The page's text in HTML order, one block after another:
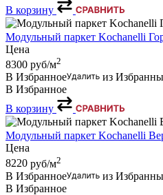
В корзину
Модульный паркет Kochanelli
Цена
8300 руб/м2
В Избранное
из
В Избранное
В корзину
Модульный паркет Kochanelli
Цена
8220 руб/м2
В Избранное
из
В Избранное